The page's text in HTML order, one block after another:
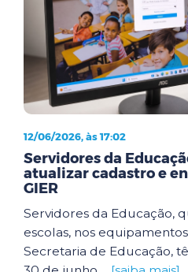
12/06/2026, às 17:02
Servidores da
atualizar cadastro e
GIER
Servidores da Educação,
escolas, nos
Secretaria de Educação,